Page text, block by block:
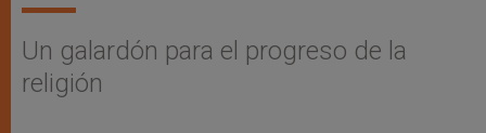
Un galardón para el progreso de la
religión